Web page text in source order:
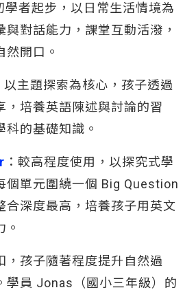
學者起步，以日常生活情境為
與對話能力，課堂互動活潑，
然開口。
以主題探索為核心，孩子透過
，培養英語陳述與討論的習
的基礎知識。
：較高程度使用，以探究式學
個單元圍繞一個 Big Question
合深度最高，培養孩子用英文
。
，孩子隨著程度提升自然過
學員 Jonas（國小三年級）的